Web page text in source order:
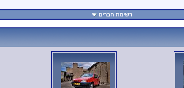
רשימת חברים